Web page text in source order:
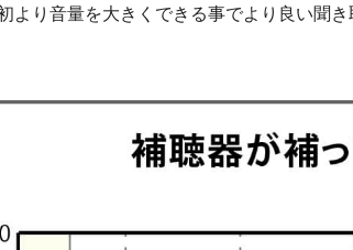
より音量を大きくできる事でより良い聞き